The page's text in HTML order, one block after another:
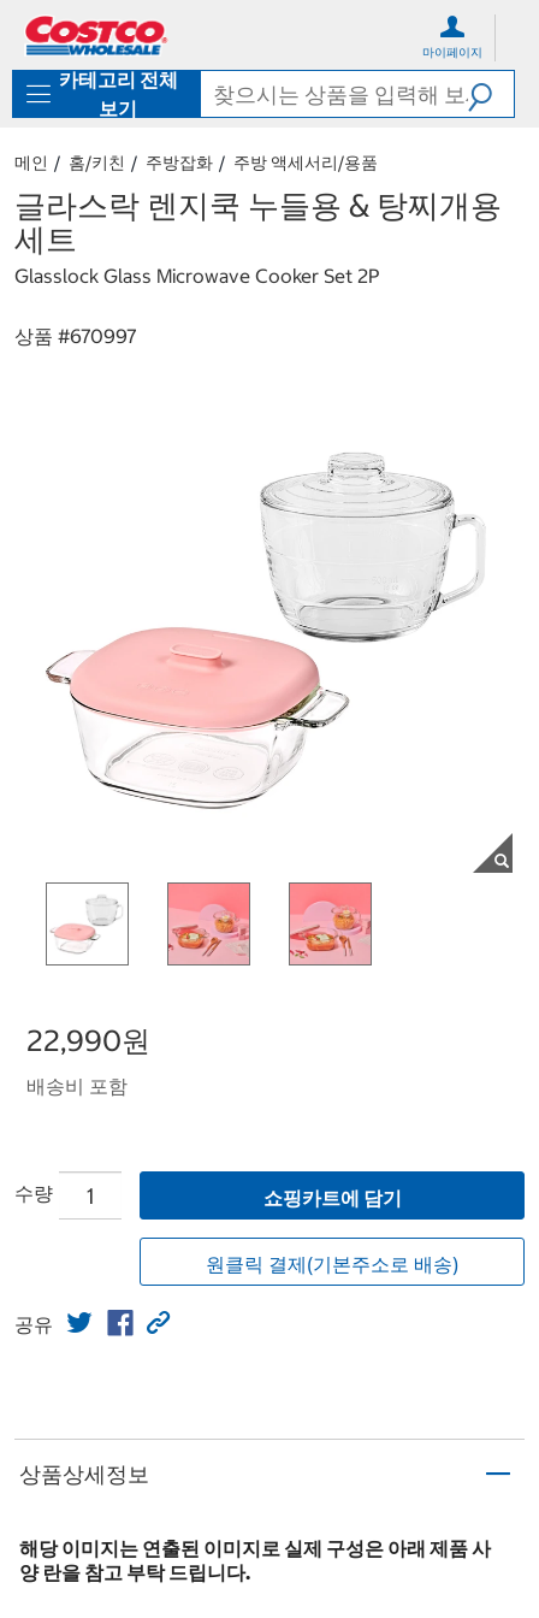
로
기
가
마이페이지
카테고리 전체
보기
메인 홈/키친 주방잡화 주방 액세서리/용품
글라스락 렌지쿡 누들용 & 탕찌개용
세트
Glasslock Glass Microwave Cooker Set 2P
상품 #670997
22,990원
배송비 포함
수량 쇼핑카트에 담기
원클릭 결제(기본주소로 배송)
공유
상품상세정보
해당 이미지는 연출된 이미지로 실제 구성은 아래 제품 사
양 란을 참고 부탁 드립니다.